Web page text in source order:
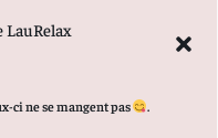
LauRelax
ci ne se mangent pas .
réservés –
Mentions